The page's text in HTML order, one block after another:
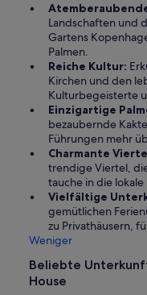
Landschaften und
Gartens
Palmen.
Reiche Kultur:
Kirchen und den
Kulturbegeisterte
Einzigartige
bezaubernde
Führungen mehr
Charmante
trendige Viertel,
tauche in die lokale
Vielfältige
gemütlichen
zu Privathäusern,
Weniger
Beliebte
House